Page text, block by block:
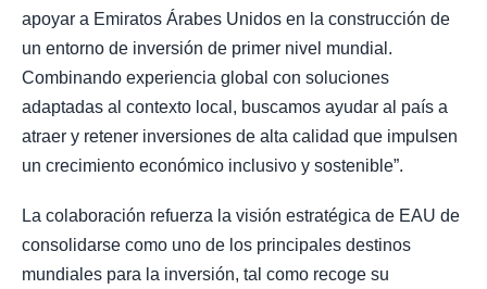
apoyar a Emiratos Árabes Unidos en la construcción de
un entorno de inversión de primer nivel mundial.
Combinando experiencia global con soluciones
adaptadas al contexto local, buscamos ayudar al país a
atraer y retener inversiones de alta calidad que impulsen
un crecimiento económico inclusivo y sostenible”.
La colaboración refuerza la visión estratégica de EAU de
consolidarse como uno de los principales destinos
mundiales para la inversión, tal como recoge su